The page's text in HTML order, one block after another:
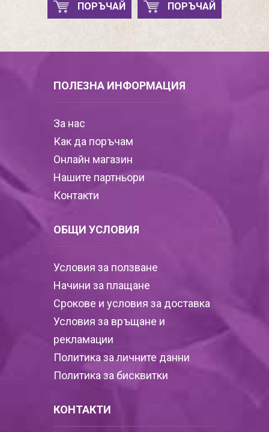
ПОРЪЧАЙ ПОРЪЧАЙ
ПОЛЕЗНА ИНФОРМАЦИЯ
За нас
Как да поръчам
Онлайн магазин
Нашите партньори
Контакти
ОБЩИ УСЛОВИЯ
Условия за ползване
Начини за плащане
Срокове и условия за доставка
Условия за връщане и
рекламации
Политика за личните данни
Политика за бисквитки
КОНТАКТИ